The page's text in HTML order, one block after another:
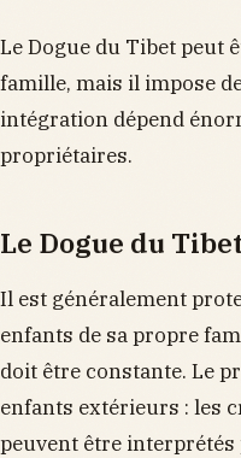
Le Dogue du Tibet peut
famille, mais il impose
intégration dépend
propriétaires.
Le Dogue du
Il est généralement
enfants de sa propre
doit être constante. Le
enfants extérieurs : les
peuvent être